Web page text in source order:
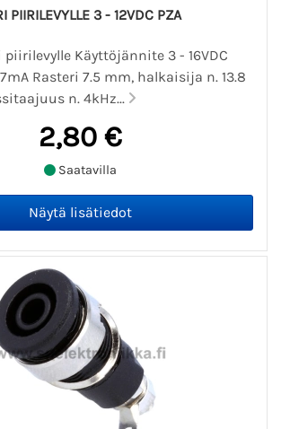
PIIRILEVYLLE 3 - 12VDC PZA
Käyttöjännite 3 - 16VDC
Rasteri 7.5 mm, halkaisija n. 13.8
n. 4kHz...
2,80 €
Saatavilla